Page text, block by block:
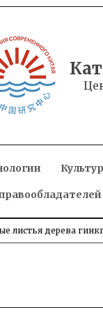
листья дерева